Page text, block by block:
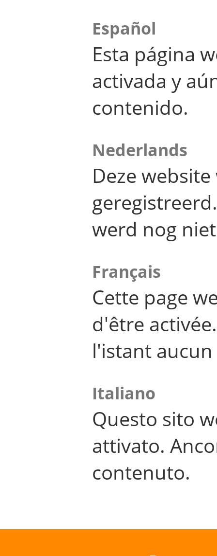
Español
Esta página
activada y
contenido.
Nederlands
Deze
werd nog
Français
Cette page
d'être
l'istant
Italiano
Questo sito
attivato.
contenuto.